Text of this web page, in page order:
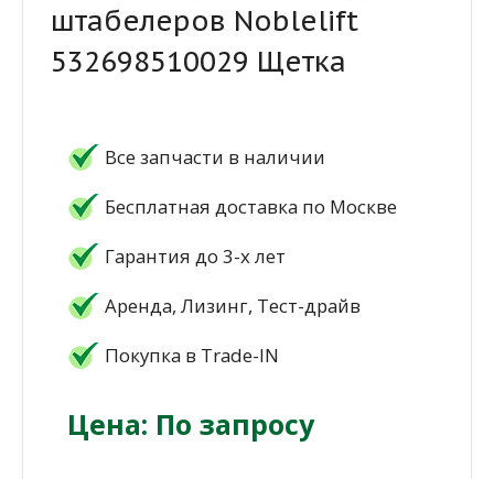
штабелеров Noblelift
532698510029 Щетка
Все запчасти в наличии
Бесплатная доставка по Москве
Гарантия до 3-х лет
Аренда, Лизинг, Тест-драйв
Покупка в Trade-IN
Цена: По запросу